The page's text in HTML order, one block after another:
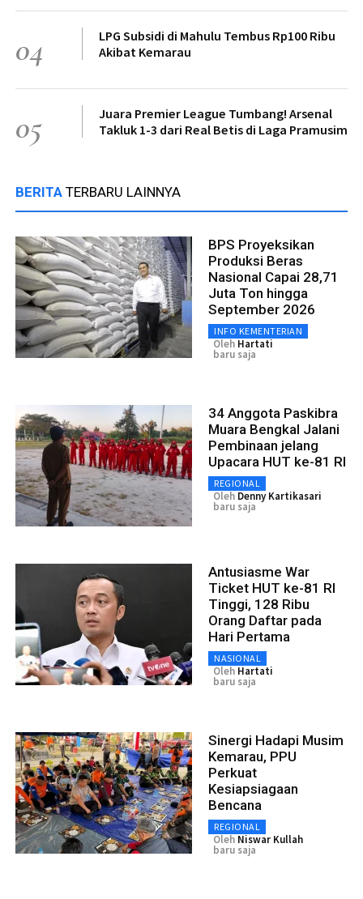
04
LPG Subsidi di Mahulu Tembus Rp100 Ribu
Akibat Kemarau
05
Juara Premier League Tumbang! Arsenal
Takluk 1-3 dari Real Betis di Laga Pramusim
BERITA TERBARU LAINNYA
BPS Proyeksikan
Produksi Beras
Nasional Capai 28,71
Juta Ton hingga
September 2026
INFO KEMENTERIAN
Oleh Hartati
baru saja
34 Anggota Paskibra
Muara Bengkal Jalani
Pembinaan jelang
Upacara HUT ke-81 RI
REGIONAL
Oleh Denny Kartikasari
baru saja
Antusiasme War
Ticket HUT ke-81 RI
Tinggi, 128 Ribu
Orang Daftar pada
Hari Pertama
NASIONAL
Oleh Hartati
baru saja
Sinergi Hadapi Musim
Kemarau, PPU
Perkuat
Kesiapsiagaan
Bencana
REGIONAL
Oleh Niswar Kullah
baru saja